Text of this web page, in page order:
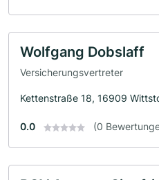
Wolfgang Dobslaff
Versicherungsvertreter
Kettenstraße 18, 16909
0.0 (0